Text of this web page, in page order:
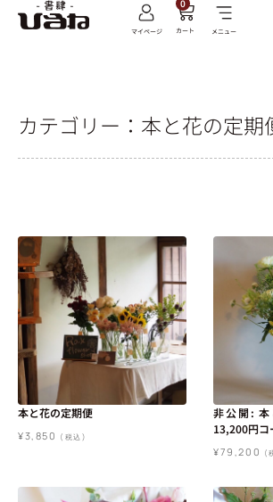
マイページ
0
カート メニュー
カテゴリー： 本と花の定期
本と花の定期便
¥3,850 (税込)
非公開:
13,200円コ
¥79,200 (